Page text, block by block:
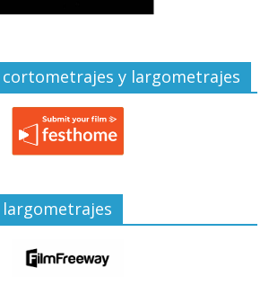
y largometrajes